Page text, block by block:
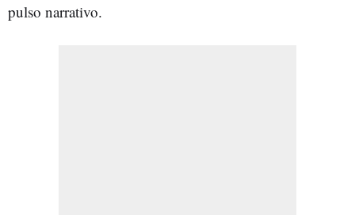
pulso narrativo.